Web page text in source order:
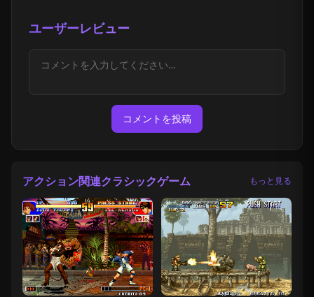
ユーザーレビュー
コメントを投稿
アクション関連クラシックゲーム もっと見る